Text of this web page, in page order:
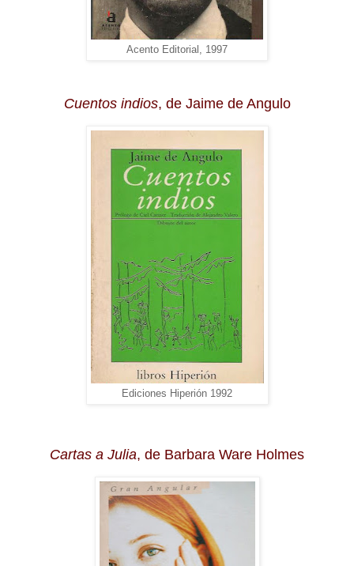
Acento Editorial, 1997
Cuentos indios, de Jaime de Angulo
Ediciones Hiperión 1992
Cartas a Julia, de Barbara Ware Holmes